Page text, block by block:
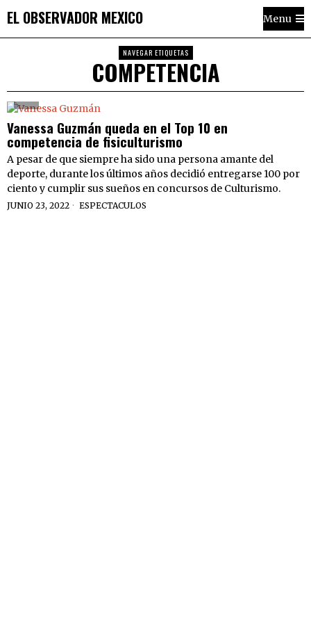
EL OBSERVADOR MEXICO Menu
NAVEGAR ETIQUETAS
COMPETENCIA
Vanessa Guzmán queda en el Top 10 en
competencia de fisiculturismo
A pesar de que siempre ha sido una persona amante del
deporte, durante los últimos años decidió entregarse 100 por
ciento y cumplir sus sueños en concursos de Culturismo.
JUNIO 23, 2022 ESPECTACULOS